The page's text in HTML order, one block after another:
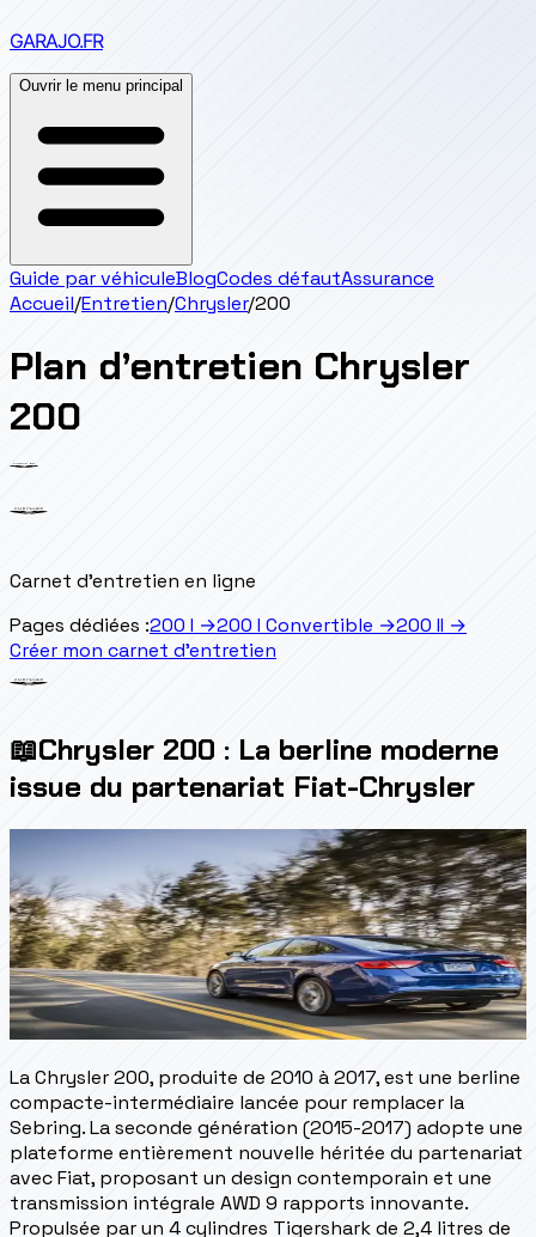
GARAJO.FR
Ouvrir le menu principal
Guide par véhiculeBlogCodes défautAssurance
Accueil/Entretien/Chrysler/200
Plan d’entretien Chrysler
200
Carnet d'entretien en ligne
Pages dédiées :200 I →200 I Convertible →200 II →
Créer mon carnet d'entretien
📖Chrysler 200 : La berline moderne
issue du partenariat Fiat-Chrysler
La Chrysler 200, produite de 2010 à 2017, est une berline
compacte-intermédiaire lancée pour remplacer la
Sebring. La seconde génération (2015-2017) adopte une
plateforme entièrement nouvelle héritée du partenariat
avec Fiat, proposant un design contemporain et une
transmission intégrale AWD 9 rapports innovante.
Propulsée par un 4 cylindres Tigershark de 2,4 litres de